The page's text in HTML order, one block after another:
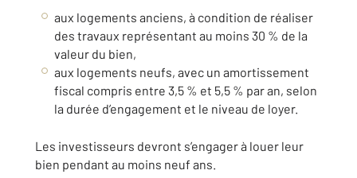
aux logements anciens, à condition de réaliser
des travaux représentant au moins 30 % de la
valeur du bien,
aux logements neufs, avec un amortissement
fiscal compris entre 3,5 % et 5,5 % par an, selon
la durée d’engagement et le niveau de loyer.
Les investisseurs devront s’engager à louer leur
bien pendant au moins neuf ans.